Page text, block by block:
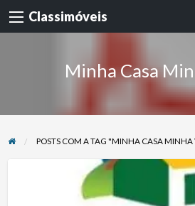
Classimóveis
Minha Casa
POSTS COM A TAG "MINHA CASA MINHA